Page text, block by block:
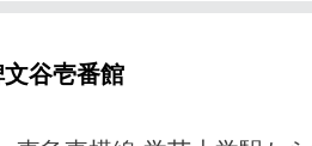
文谷壱番館